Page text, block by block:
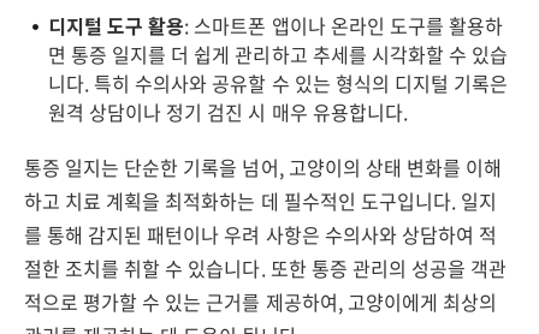
디지털 도구 활용: 스마트폰 앱이나 온라인 도구를 활용하
면 통증 일지를 더 쉽게 관리하고 추세를 시각화할 수 있습
니다. 특히 수의사와 공유할 수 있는 형식의 디지털 기록은
원격 상담이나 정기 검진 시 매우 유용합니다.
통증 일지는 단순한 기록을 넘어, 고양이의 상태 변화를 이해
하고 치료 계획을 최적화하는 데 필수적인 도구입니다. 일지
를 통해 감지된 패턴이나 우려 사항은 수의사와 상담하여 적
절한 조치를 취할 수 있습니다. 또한 통증 관리의 성공을 객관
적으로 평가할 수 있는 근거를 제공하여, 고양이에게 최상의